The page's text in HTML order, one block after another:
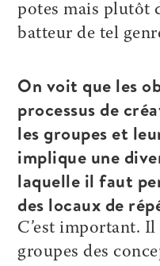
potes mais plutôt
batteur de tel
On voit que les
processus de
les groupes et
implique une
laquelle il faut
des locaux de
C’est important.
groupes des